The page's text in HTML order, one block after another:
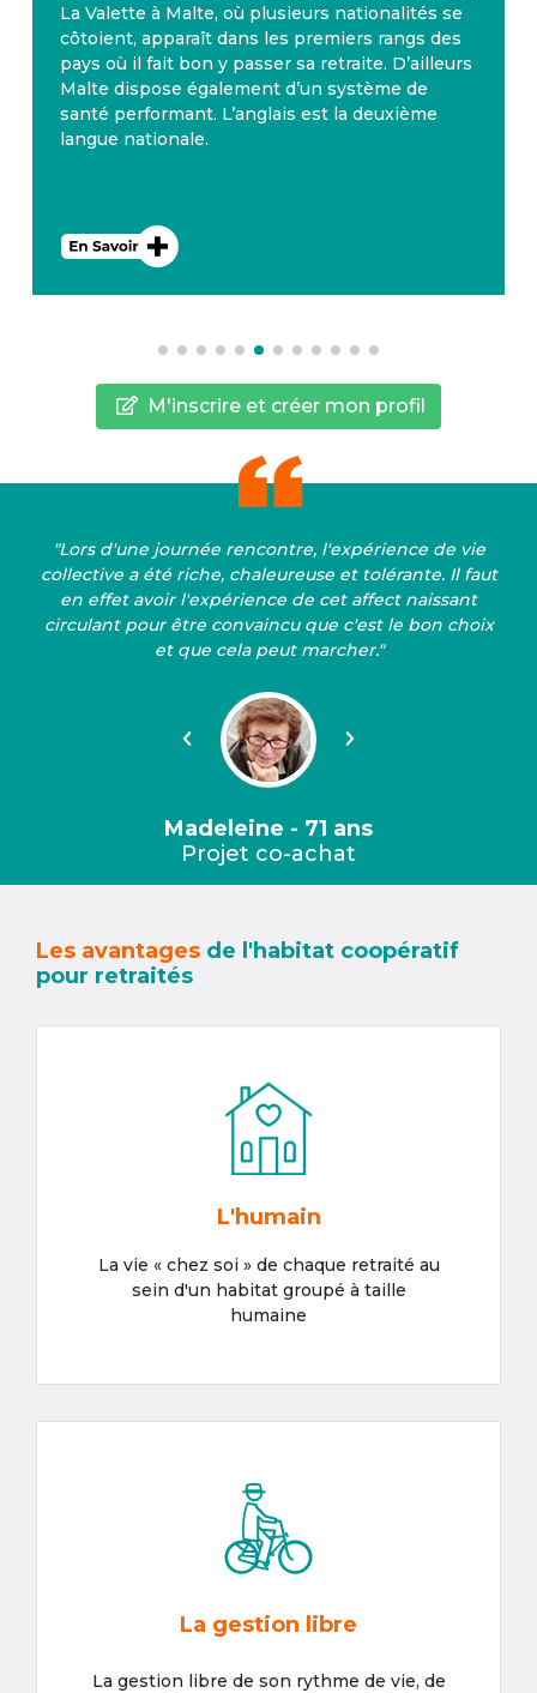
La Valette à Malte, où plusieurs nationalités se
côtoient, apparaît dans les premiers rangs des
pays où il fait bon y passer sa retraite. D’ailleurs
Malte dispose également d’un système de
santé performant. L’anglais est la deuxième
langue nationale.
M'inscrire et créer mon profil
"Lors d'une journée rencontre, l'expérience de vie
collective a été riche, chaleureuse et tolérante. Il faut
en effet avoir l'expérience de cet affect naissant
circulant pour être convaincu que c'est le bon choix
et que cela peut marcher."
Précédent Suivant
Madeleine - 71 ans
Projet co-achat
Les avantages de l'habitat coopératif
pour retraités
L'humain
La vie « chez soi » de chaque retraité au
sein d'un habitat groupé à taille
humaine
La gestion libre
La gestion libre de son rythme de vie, de